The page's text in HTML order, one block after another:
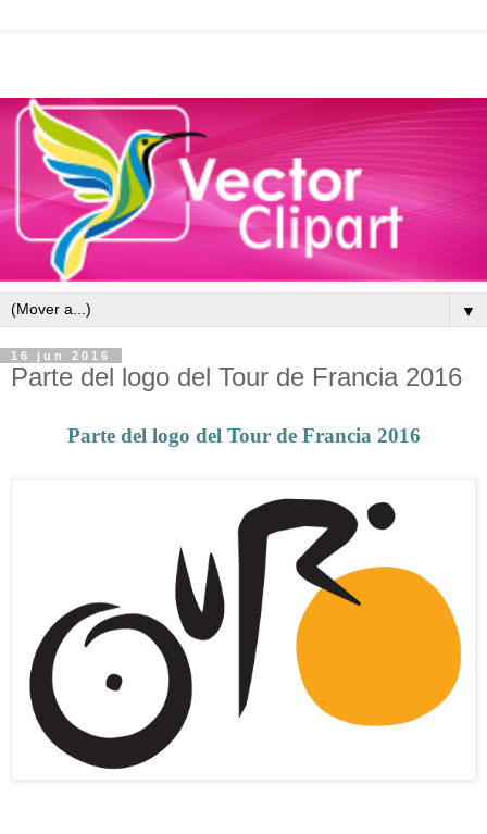
▼
16 jun 2016
Parte del logo del Tour de Francia 2016
Parte del logo del Tour de Francia 2016